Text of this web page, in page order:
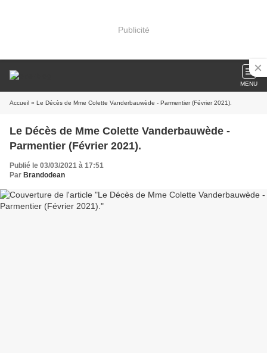
Publicité
MENU
Accueil » Le Décès de Mme Colette Vanderbauwède - Parmentier (Février 2021).
Le Décès de Mme Colette Vanderbauwède -
Parmentier (Février 2021).
Publié le 03/03/2021 à 17:51
Par Brandodean